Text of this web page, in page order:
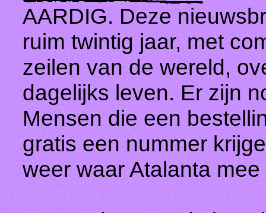
AARDIG. Deze
ruim twintig jaar, met
zeilen van de wereld,
dagelijks leven. Er zijn
Mensen die een
gratis een nummer
weer waar Atalanta